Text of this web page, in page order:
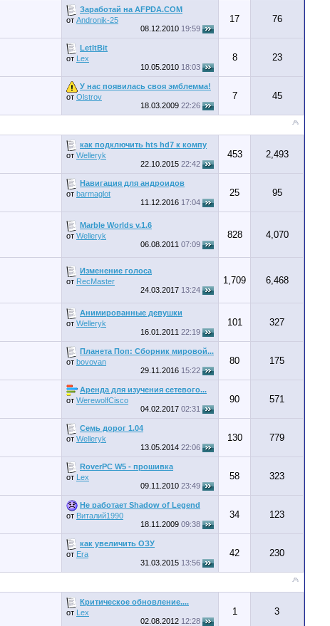
Заработай на AFPDA.COM
от Andronik-25
08.12.2010 19:59
17 76
LetItBit
от Lex
10.05.2010 18:03
8 23
У нас появилась своя эмблемма!
от Olstrov
18.03.2009 22:26
7 45
как подключить hts hd7 к компу
от Welleryk
22.10.2015 22:42
453 2,493
Навигация для андроидов
от barmaglot
11.12.2016 17:04
25 95
Мarble Worlds v.1.6
от Welleryk
06.08.2011 07:09
828 4,070
Изменение голоса
от RecMaster
24.03.2017 13:24
1,709 6,468
Анимированные девушки
от Welleryk
16.01.2011 22:19
101 327
Планета Поп: Сборник мировой...
от bovovan
29.11.2016 15:22
80 175
Аренда для изучения сетевого...
от WerewolfCisco
04.02.2017 02:31
90 571
Семь дорог 1.04
от Welleryk
13.05.2014 22:06
130 779
RoverPC W5 - прошивка
от Lex
09.11.2010 23:49
58 323
Не работает Shadow of Legend
от Виталий1990
18.11.2009 09:38
34 123
как увеличить ОЗУ
от Era
31.03.2015 13:56
42 230
Критическое обновление....
от Lex
02.08.2012 12:28
1 3